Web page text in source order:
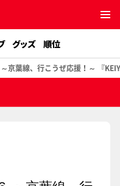
グッズ 順位
京葉線、行こうぜ応援！～ 『